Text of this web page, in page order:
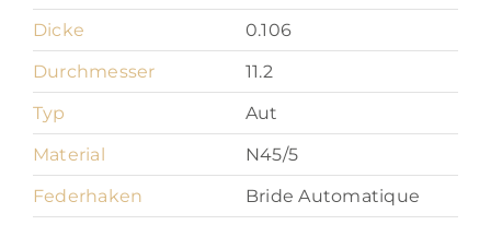
Dicke
0.106
Durchmesser
11.2
Typ
Aut
Material
N45/5
Federhaken
Bride Automatique